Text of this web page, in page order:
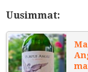
Uusimmat: